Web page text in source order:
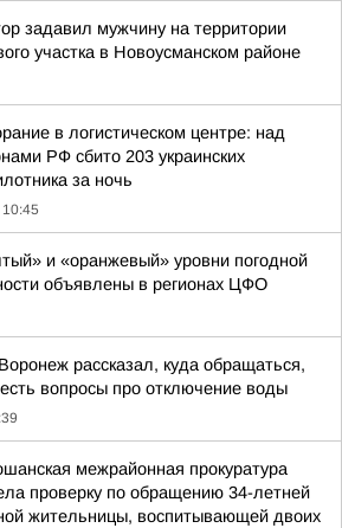
задавил мужчину на территории
участка в Новоусманском районе
в логистическом центре: над
РФ сбито 203 украинских
за ночь
10:45
и «оранжевый» уровни погодной
объявлены в регионах ЦФО
рассказал, куда обращаться,
вопросы про отключение воды
межрайонная прокуратура
проверку по обращению 34-летней
жительницы, воспитывающей двоих